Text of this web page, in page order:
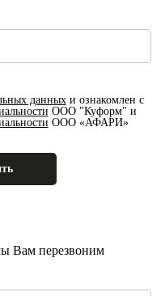
данныхи ознакомлен с
ООО "Куформ" и
ООО «АФАРИ»
Вам перезвоним